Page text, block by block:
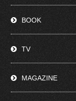
BOOK
TV
MAGAZINE